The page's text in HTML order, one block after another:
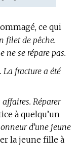
ce qui
filet de pêche.
ne se répare pas.
La fracture a été
affaires. Réparer
à quelqu’un
d’une jeune
la jeune fille à